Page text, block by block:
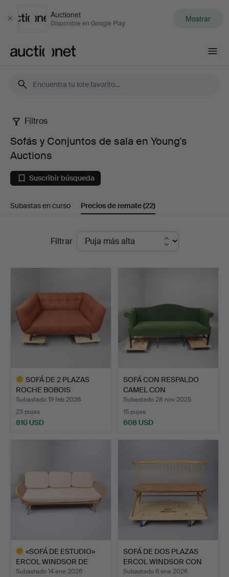
Cerrar
Auctionet
Disponible en Google Play Mostrar
Sofás
Conjuntos
de
Young's
Auctions
Filtros
Sofás y Conjuntos de sala en Young's
Auctions
Suscribir búsqueda
Subastas en curso Precios de remate(22)
Filtrar
SOFÁ DE 2 PLAZAS
ROCHE BOBOIS
«PROFILE».
Subastado 19 feb 2026
23 pujas
810 USD
SOFÁ CON RESPALDO
CAMEL CON
ESTRUCTURA DE …
Subastado 28 nov 2025
15 pujas
608 USD
«SOFÁ DE ESTUDIO»
ERCOL WINDSOR DE
OLMO Y …
Subastado 14 ene 2026
SOFÁ DE DOS PLAZAS
ERCOL WINDSOR CON
OLMO …
Subastado 6 ene 2026